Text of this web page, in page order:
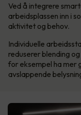
Ved å integrere
arbeidsplassen inn i
aktivitet og behov.
Individuelle
reduserer blending
for eksempel ha mer
avslappende